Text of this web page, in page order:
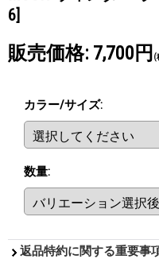
6]
販売価格: 7,700円 (
カラー/サイズ:
数量:
返品特約に関する重要事